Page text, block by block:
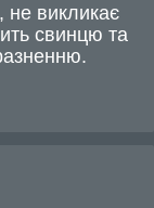
не викликає
свинцю та